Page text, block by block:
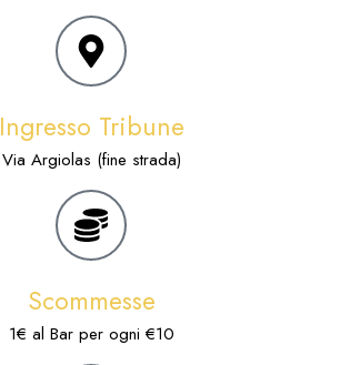
Ingresso Tribune
Via Argiolas (fine strada)
Scommesse
1€ al Bar per ogni €10